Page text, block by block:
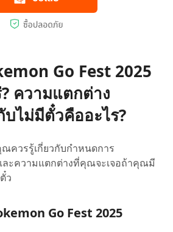
Go Fest 2025
ความแตกต่าง
ไม่มีตั๋วคืออะไร?
วรรู้เกี่ยวกับกำหนดการ
ละความแตกต่างที่คุณจะเจอถ้าคุณมี
ว
Go Fest 2025